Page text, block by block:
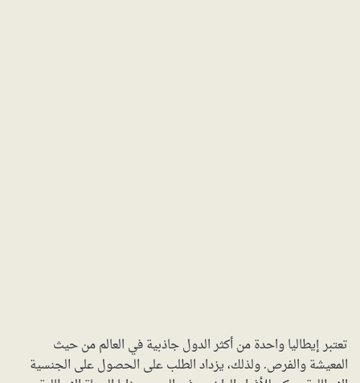
تعتبر إيطاليا واحدة من أكثر الدول جاذبية في العالم من حيث
المعيشة والفرص. ولذلك، يزداد الطلب على الحصول على الجنسية